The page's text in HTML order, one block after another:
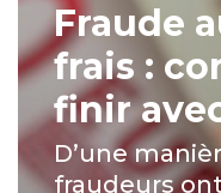
Fraude
frais :
finir
D’une
fraudeurs